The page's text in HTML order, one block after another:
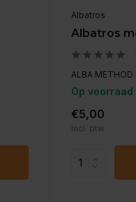
Albatros
Albatros
ALBA METHOD
Op voorraad
€5,00
Incl. btw